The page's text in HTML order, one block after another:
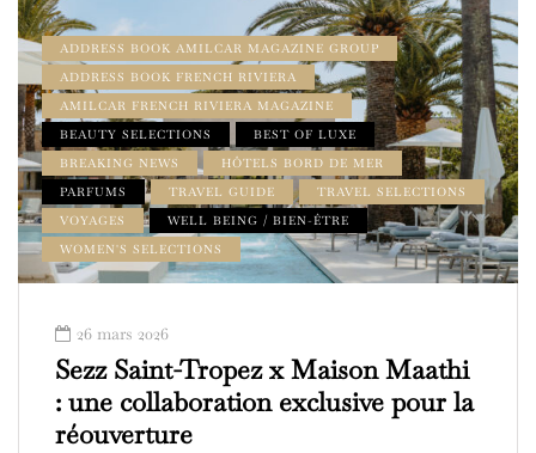
ADDRESS BOOK AMILCAR MAGAZINE GROUP
ADDRESS BOOK FRENCH RIVIERA
AMILCAR FRENCH RIVIERA MAGAZINE
BEAUTY SELECTIONS
BEST OF LUXE
BREAKING NEWS
HÔTELS BORD DE MER
PARFUMS
TRAVEL GUIDE
TRAVEL SELECTIONS
VOYAGES
WELL BEING / BIEN-ÊTRE
WOMEN'S SELECTIONS
26 mars 2026
Sezz Saint-Tropez x Maison Maathi
: une collaboration exclusive pour la
réouverture